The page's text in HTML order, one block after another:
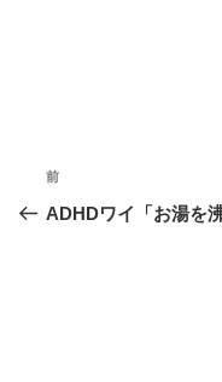
投
稿
前
の
前
ADHDワイ「お湯を